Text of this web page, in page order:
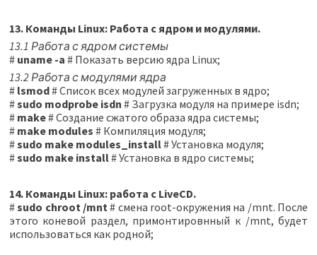
13. Команды Linux: Работа с ядром и модулями.
13.1 Работа с ядром системы
# uname -a # Показать версию ядра Linux;
13.2 Работа с модулями ядра
# lsmod# Список всех модулей загруженных в ядро;
#sudo modprobe isdn # Загрузка модуля на примере isdn;
# make# Создание сжатого образа ядра системы;
# make modules # Компиляция модуля;
#sudo make modules_install# Установка модуля;
#sudo make install# Установка в ядро системы;
14. Команды Linux: работа с LiveCD.
#sudo chroot /mnt# смена root-окружения на /mnt. После
этого коневой раздел, примонтировнный к /mnt, будет
использоваться как родной;